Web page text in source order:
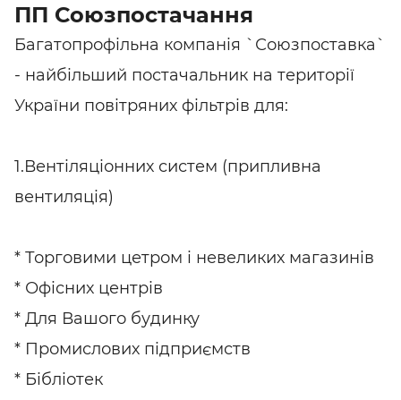
ПП Союзпостачання
Багатопрофільна компанія `Союзпоставка`
- найбільший постачальник на території
України повітряних фільтрів для:
1.Вентіляціонних систем (припливна
вентиляція)
* Торговими цетром і невеликих магазинів
* Офісних центрів
* Для Вашого будинку
* Промислових підприємств
* Бібліотек